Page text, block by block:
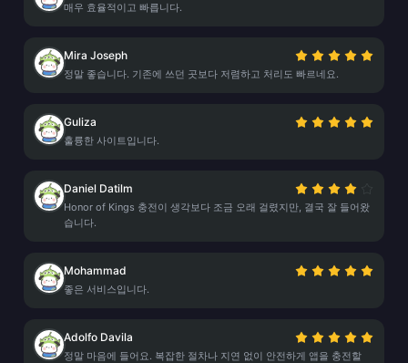
매우 효율적이고 빠릅니다.
Mira Joseph
정말 좋습니다. 기존에 쓰던 곳보다 저렴하고 처리도 빠르네요.
Guliza
훌륭한 사이트입니다.
Daniel Datilm
Honor of Kings 충전이 생각보다 조금 오래 걸렸지만, 결국 잘 들어왔
습니다.
Mohammad
좋은 서비스입니다.
Adolfo Davila
정말 마음에 들어요. 복잡한 절차나 지연 없이 안전하게 앱을 충전할